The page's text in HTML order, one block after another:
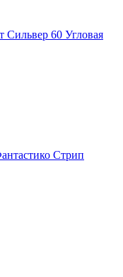
Сильвер 60 Угловая
Стрип